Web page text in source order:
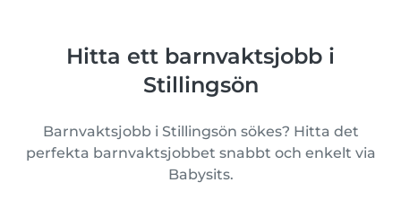
Hitta ett barnvaktsjobb i
Stillingsön
Barnvaktsjobb i Stillingsön sökes? Hitta det
perfekta barnvaktsjobbet snabbt och enkelt via
Babysits.